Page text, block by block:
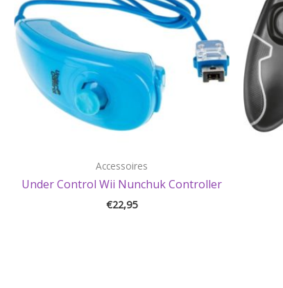
Accessoires
Under Control Wii Nunchuk Controller
€22,95